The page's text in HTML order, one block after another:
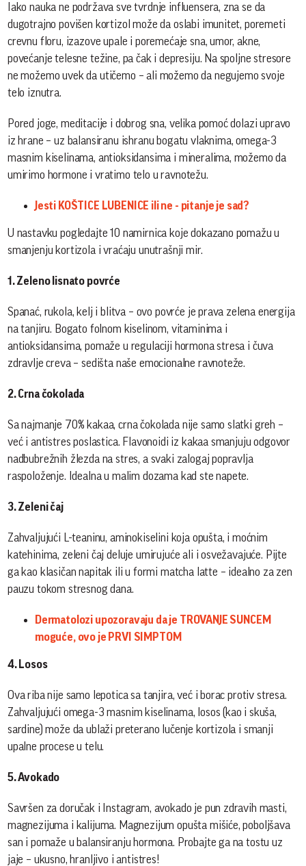
Iako nauka ne podržava sve tvrdnje influensera, zna se da
dugotrajno povišen kortizol može da oslabi imunitet, poremeti
crevnu floru, izazove upale i poremećaje sna, umor, akne,
povećanje telesne težine, pa čak i depresiju. Na spoljne stresore
ne možemo uvek da utičemo – ali možemo da negujemo svoje
telo iznutra.
Pored joge, meditacije i dobrog sna, velika pomoć dolazi upravo
iz hrane – uz balansiranu ishranu bogatu vlaknima, omega-3
masnim kiselinama, antioksidansima i mineralima, možemo da
umirimo hormone i vratimo telo u ravnotežu.
Jesti KOŠTICE LUBENICE ili ne - pitanje je sad?
U nastavku pogledajte 10 namirnica koje dokazano pomažu u
smanjenju kortizola i vraćaju unutrašnji mir.
1. Zeleno lisnato povrće
Spanać, rukola, kelj i blitva – ovo povrće je prava zelena energija
na tanjiru. Bogato folnom kiselinom, vitaminima i
antioksidansima, pomaže u regulaciji hormona stresa i čuva
zdravlje creva – sedišta naše emocionalne ravnoteže.
2. Crna čokolada
Sa najmanje 70% kakaa, crna čokolada nije samo slatki greh –
već i antistres poslastica. Flavonoidi iz kakaa smanjuju odgovor
nadbubrežnih žlezda na stres, a svaki zalogaj popravlja
raspoloženje. Idealna u malim dozama kad ste napete.
3. Zeleni čaj
Zahvaljujući L-teaninu, aminokiselini koja opušta, i moćnim
katehinima, zeleni čaj deluje umirujuće ali i osvežavajuće. Pijte
ga kao klasičan napitak ili u formi matcha latte – idealno za zen
pauzu tokom stresnog dana.
Dermatolozi upozoravaju da je TROVANJE SUNCEM
moguće, ovo je PRVI SIMPTOM
4. Losos
Ova riba nije samo lepotica sa tanjira, već i borac protiv stresa.
Zahvaljujući omega-3 masnim kiselinama, losos (kao i skuša,
sardine) može da ublaži preterano lučenje kortizola i smanji
upalne procese u telu.
5. Avokado
Savršen za doručak i Instagram, avokado je pun zdravih masti,
magnezijuma i kalijuma. Magnezijum opušta mišiće, poboljšava
san i pomaže u balansiranju hormona. Probajte ga na tostu uz
jaje – ukusno, hranljivo i antistres!